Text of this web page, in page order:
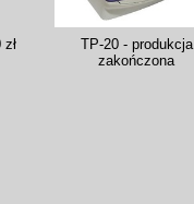
TP-20 - produkcja
zakończona